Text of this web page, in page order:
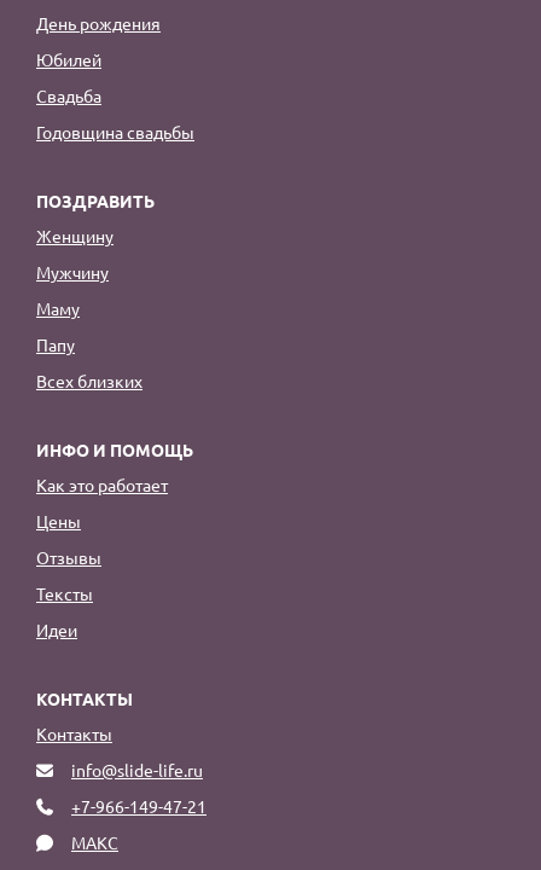
День рождения
Юбилей
Свадьба
Годовщина свадьбы
ПОЗДРАВИТЬ
Женщину
Мужчину
Маму
Папу
Всех близких
ИНФО И ПОМОЩЬ
Как это работает
Цены
Отзывы
Тексты
Идеи
КОНТАКТЫ
Контакты
info@slide-life.ru
+7-966-149-47-21
МАКС